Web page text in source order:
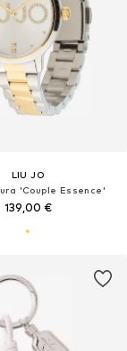
LIU JO
'Couple Essence'
139,00 €